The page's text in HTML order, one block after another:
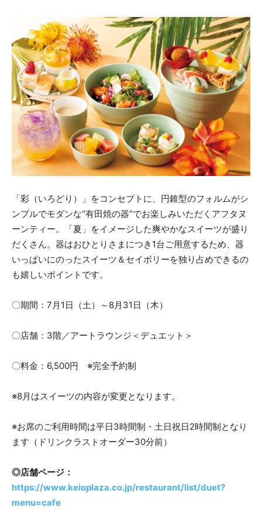
「彩（いろどり）」をコンセプトに、円錐型のフォルムがシ
ンプルでモダンな“有田焼の器”でお楽しみいただくアフタヌ
ーンティー。「夏」をイメージした爽やかなスイーツが盛り
だくさん。器はおひとりさまにつき1台ご用意するため、器
いっぱいにのったスイーツ＆セイボリーを独り占めできるの
も嬉しいポイントです。
〇期間：7月1日（土）～8月31日（木）
〇店舗：3階／アートラウンジ＜デュエット＞
〇料金：6,500円 ※完全予約制
※8月はスイーツの内容が変更となります。
※お席のご利用時間は平日3時間制・土日祝日2時間制となり
ます（ドリンクラストオーダー30分前）
◎店舗ページ：
https://www.keioplaza.co.jp/restaurant/list/duet?
menu=cafe